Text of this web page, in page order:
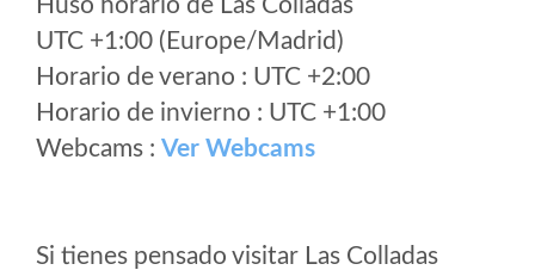
Huso horario de Las Colladas
UTC +1:00 (Europe/Madrid)
Horario de verano : UTC +2:00
Horario de invierno : UTC +1:00
Webcams : Ver Webcams
Si tienes pensado visitar Las Colladas